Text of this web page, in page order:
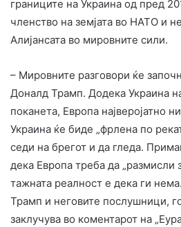
границите на Украина од пред
членство на земјата во НАТО и
Алијансата во мировните сили.
– Мировните разговори ќе
Доналд Трамп. Додека Украина
поканета, Европа најверојатно
Украина ќе биде „фрлена по
седи на брегот и да гледа.
дека Европа треба да „размисли
тажната реалност е дека ги
Трамп и неговите послушници,
заклучува во коментарот на